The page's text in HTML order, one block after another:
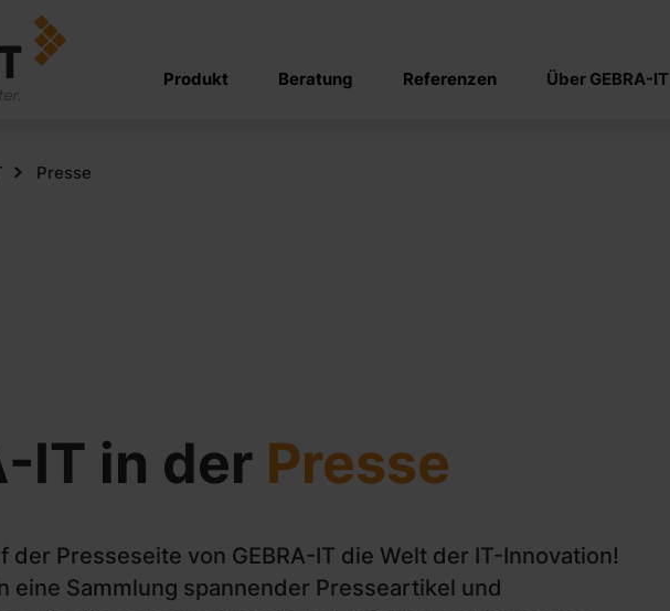
Produkt Beratung Referenzen Über GEBRA-IT
Presse
IT in der Presse
der Presseseite von GEBRA-IT die Welt der IT-Innovation!
eine Sammlung spannender Presseartikel und